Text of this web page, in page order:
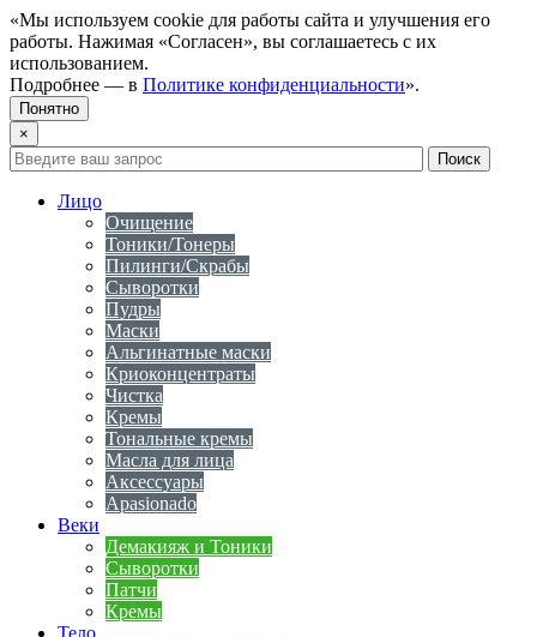
«Мы используем cookie для работы сайта и улучшения его
работы. Нажимая «Согласен», вы соглашаетесь с их
использованием.
Подробнее — в Политике конфиденциальности».
Понятно
×
Лицо
Очищение
Тоники/Тонеры
Пилинги/Скрабы
Сыворотки
Пудры
Маски
Альгинатные маски
Криоконцентраты
Чистка
Кремы
Тональные кремы
Масла для лица
Аксессуары
Apasionado
Веки
Демакияж и Тоники
Сыворотки
Патчи
Кремы
Тело